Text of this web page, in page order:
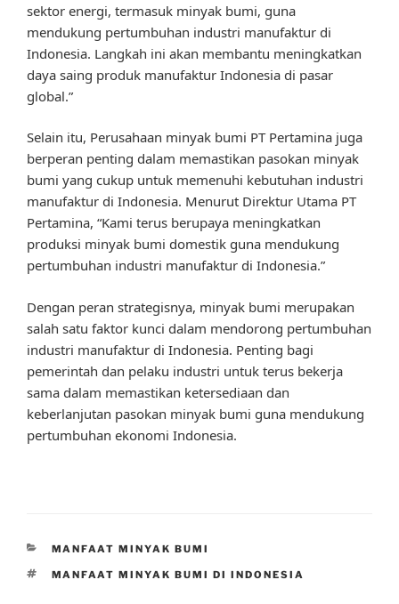
sektor energi, termasuk minyak bumi, guna
mendukung pertumbuhan industri manufaktur di
Indonesia. Langkah ini akan membantu meningkatkan
daya saing produk manufaktur Indonesia di pasar
global.”
Selain itu, Perusahaan minyak bumi PT Pertamina juga
berperan penting dalam memastikan pasokan minyak
bumi yang cukup untuk memenuhi kebutuhan industri
manufaktur di Indonesia. Menurut Direktur Utama PT
Pertamina, “Kami terus berupaya meningkatkan
produksi minyak bumi domestik guna mendukung
pertumbuhan industri manufaktur di Indonesia.”
Dengan peran strategisnya, minyak bumi merupakan
salah satu faktor kunci dalam mendorong pertumbuhan
industri manufaktur di Indonesia. Penting bagi
pemerintah dan pelaku industri untuk terus bekerja
sama dalam memastikan ketersediaan dan
keberlanjutan pasokan minyak bumi guna mendukung
pertumbuhan ekonomi Indonesia.
CATEGORIES
MANFAAT MINYAK BUMI
TAGS
MANFAAT MINYAK BUMI DI INDONESIA